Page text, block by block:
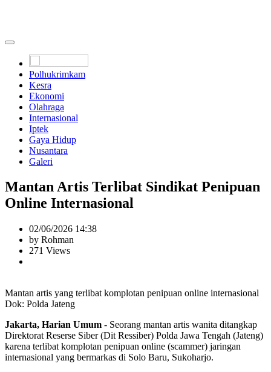
Polhukrimkam
Kesra
Ekonomi
Olahraga
Internasional
Iptek
Gaya Hidup
Nusantara
Galeri
Mantan Artis Terlibat Sindikat Penipuan
Online Internasional
02/06/2026 14:38
by Rohman
271 Views
Mantan artis yang terlibat komplotan penipuan online internasional
Dok: Polda Jateng
Jakarta, Harian Umum - Seorang mantan artis wanita ditangkap
Direktorat Reserse Siber (Dit Ressiber) Polda Jawa Tengah (Jateng)
karena terlibat komplotan penipuan online (scammer) jaringan
internasional yang bermarkas di Solo Baru, Sukoharjo.